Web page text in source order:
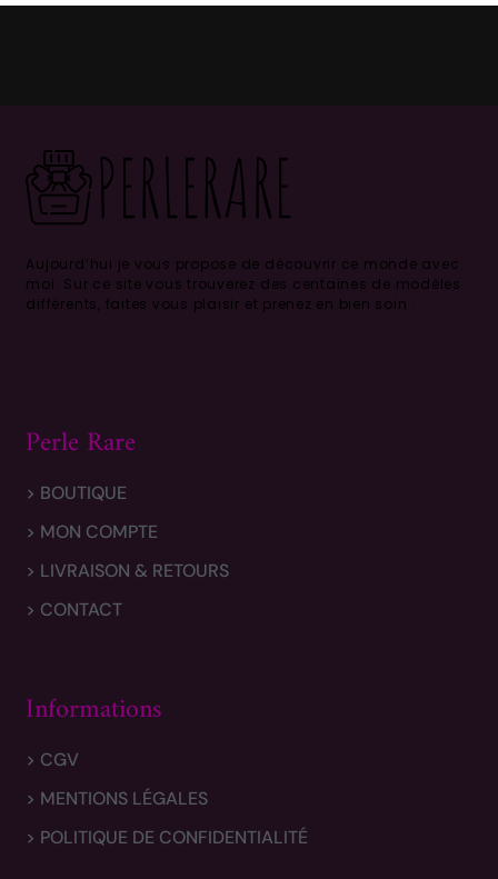
Aujourd’hui je vous propose de découvrir ce monde avec
moi. Sur ce site vous trouverez des centaines de modèles
différents, faites vous plaisir et prenez en bien soin .
Perle Rare
> BOUTIQUE
> MON COMPTE
> LIVRAISON & RETOURS
> CONTACT
Informations
> CGV
> MENTIONS LÉGALES
> POLITIQUE DE CONFIDENTIALITÉ